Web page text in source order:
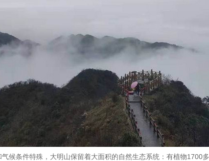
气候条件特殊，大明山保留着大面积的自然生态系统：有植物1700